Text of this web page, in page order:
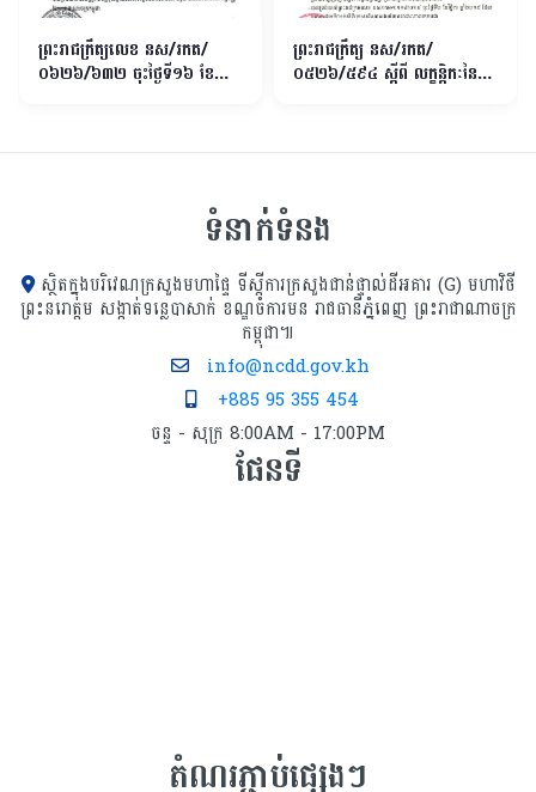
ព្រះរាជក្រឹត្យលេខ នស/រកត/
០៦២៦/៦៣២ ចុះថ្ងៃទី១៦ ខែ
ព្រះរាជក្រឹត្យ នស/រកត/
០៥២៦/៥៩៤ ស្តីពី លក្ខន្តិកៈនៃអង្គ
ទំនាក់ទំនង
ស្ថិតក្នុងបរិវេណក្រសួងមហាផ្ទៃ ទីស្ដីការក្រសួង​ជាន់ផ្ទាល់ដីអគារ (G) មហាវិថី
ព្រះនរោត្តម សង្កាត់ទន្លេបាសាក់ ខណ្ឌចំការមន រាជធានីភ្នំពេញ ព្រះរាជាណាចក្រ
កម្ពុជា៕
info@ncdd.gov.kh
+885 95 355 454
ចន្ទ - សុក្រ 8:00AM - 17:00PM
ផែនទី
តំណរភ្ជាប់ផ្សេងៗ